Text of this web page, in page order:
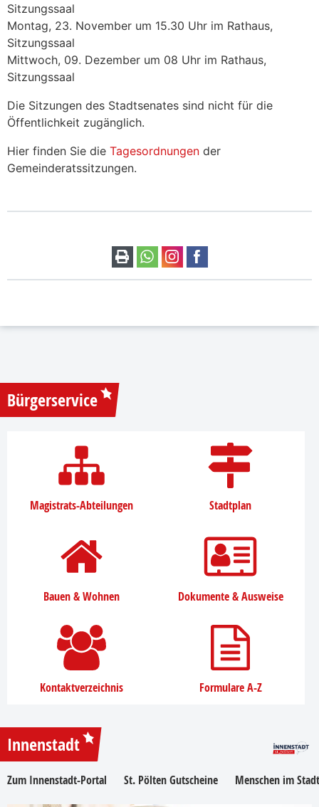
Sitzungssaal
Montag, 23. November um 15.30 Uhr im Rathaus,
Sitzungssaal
Mittwoch, 09. Dezember um 08 Uhr im Rathaus,
Sitzungssaal
Die Sitzungen des Stadtsenates sind nicht für die
Öffentlichkeit zugänglich.
​​Hier finden Sie die Tagesordnungen der
Gemeinderatssitzungen.​
Bürgerservice
Magistrats-Abteilungen Stadtplan
Bauen & Wohnen Dokumente & Ausweise
Kontaktverzeichnis Formulare A-Z
Innenstadt
Zum Innenstadt-Portal St. Pölten Gutscheine Menschen im